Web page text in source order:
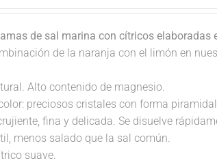
de sal marina con cítricos elaboradas
de la naranja con el limón en
Alto contenido de magnesio.
preciosos cristales con forma
fina y delicada. Se disuelve
menos salado que la sal común.
suave.